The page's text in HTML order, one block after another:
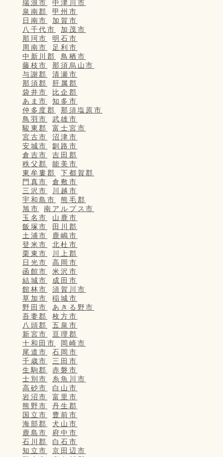
瑞浪市
中津川市
泉南郡
甲州市
日南市
加賀市
八千代市
加茂市
那珂市
明石市
周南市
足利市
中新川郡
鳥栖市
藤枝市
那須烏山市
与謝郡
清瀬市
那須郡
肝属郡
袋井市
比企郡
あま市
知多市
仲多度郡
那須塩原市
鳥羽市
武雄市
駿東郡
富士宮市
宮古市
沼津市
安城市
釧路市
倉吉市
吉田郡
秩父郡
能美市
東牟婁郡
下都賀郡
門真市
倉敷市
三沢市
川越市
宇和島市
熊毛郡
旭市
南アルプス市
玉名市
山鹿市
飯塚市
田川郡
土浦市
鹿嶋市
登米市
北杜市
栗東市
川上郡
日光市
高岡市
函館市
米沢市
結城市
成田市
館林市
須賀川市
草加市
稲城市
野田市
あきる野市
吾妻郡
枚方市
八頭郡
五泉市
新宮市
亘理郡
十和田市
岡崎市
尾道市
石岡市
千歳市
三田市
生駒郡
赤磐市
士別市
糸魚川市
高砂市
白山市
岩沼市
富里市
熊野市
丹生郡
国立市
豊前市
海部郡
犬山市
鹿島市
府中市
石川郡
白石市
知立市
京田辺市